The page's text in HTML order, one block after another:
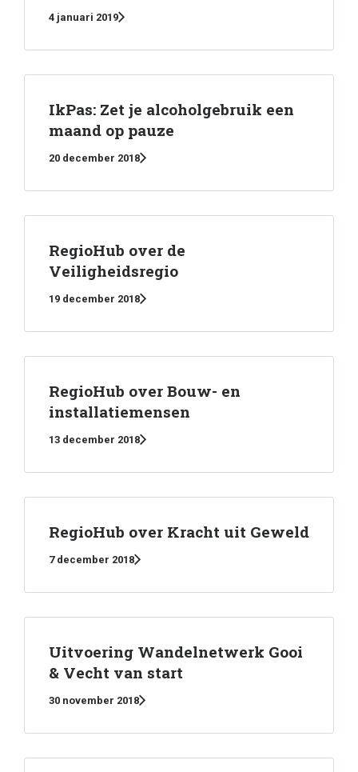
4 januari 2019
IkPas: Zet je alcoholgebruik een
maand op pauze
20 december 2018
RegioHub over de
Veiligheidsregio
19 december 2018
RegioHub over Bouw- en
installatiemensen
13 december 2018
RegioHub over Kracht uit Geweld
7 december 2018
Uitvoering Wandelnetwerk Gooi
& Vecht van start
30 november 2018